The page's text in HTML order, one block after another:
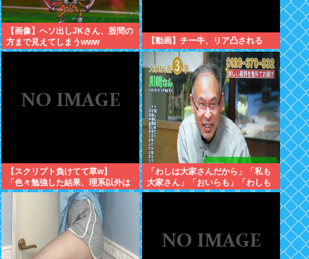
【画像】ヘソ出しJKさん、股間の
方まで見えてしまうwww
【動画】チー牛、リア凸される
【スクリプト負けてて草w】
「色々勉強した結果、理系以外は
エラー品だと気付いた【ガチ】」
について、もっと具体的に話そう
「わしは大家さんだから」「私も
大家さん」「おいらも」「わしも
じゃ」「拙者も」こんなCMに騙